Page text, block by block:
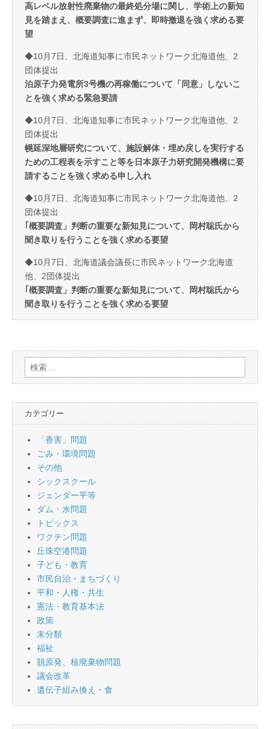
高レベル放射性廃棄物の最終処分場に関し、学術上の新知
見を踏まえ、概要調査に進まず、即時撤退を強く求める要
望
◆10月7日、北海道知事に市民ネットワーク北海道他、2
団体提出
泊原子力発電所3号機の再稼働について「同意」しないこ
とを強く求める緊急要請
◆10月7日、北海道知事に市民ネットワーク北海道他、2
団体提出
幌延深地層研究について、施設解体・埋め戻しを実行する
ための工程表を示すこと等を日本原子力研究開発機構に要
請することを強く求める申し入れ
◆10月7日、北海道知事に市民ネットワーク北海道他、2
団体提出
｢概要調査」判断の重要な新知見について、岡村聡氏から
聞き取りを行うことを強く求める要望
◆10月7日、北海道議会議長に市民ネットワーク北海道
他、2団体提出
｢概要調査」判断の重要な新知見について、岡村聡氏から
聞き取りを行うことを強く求める要望
検
索:
カテゴリー
「香害」問題
ごみ・環境問題
その他
シックスクール
ジェンダー平等
ダム・水問題
トピックス
ワクチン問題
丘珠空港問題
子ども・教育
市民自治・まちづくり
平和・人権・共生
憲法・教育基本法
政策
未分類
福祉
脱原発、核廃棄物問題
議会改革
遺伝子組み換え・食